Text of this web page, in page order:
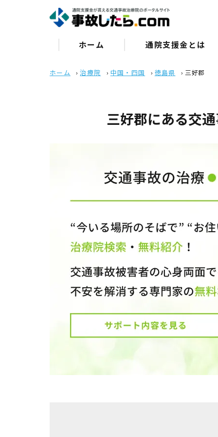
ホーム 通院⽀援⾦とは
ホーム ›治療院 › 中国・四国 › 徳島県 ›三好郡
三好郡にある交